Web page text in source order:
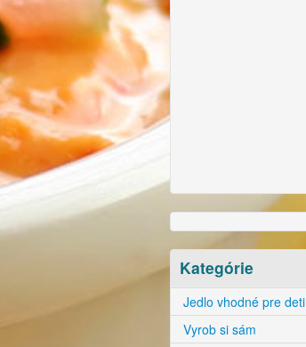
Kategórie
Jedlo vhodné pre deti
Vyrob si sám